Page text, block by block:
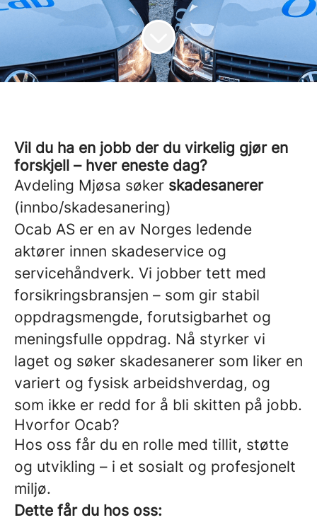
Vil du ha en jobb der du virkelig gjør en
forskjell – hver eneste dag?
Avdeling Mjøsa søker skadesanerer
(innbo/skadesanering)
Ocab AS er en av Norges ledende
aktører innen skadeservice og
servicehåndverk. Vi jobber tett med
forsikringsbransjen – som gir stabil
oppdragsmengde, forutsigbarhet og
meningsfulle oppdrag. Nå styrker vi
laget og søker skadesanerer som liker en
variert og fysisk arbeidshverdag, og
som ikke er redd for å bli skitten på jobb.
Hvorfor Ocab?
Hos oss får du en rolle med tillit, støtte
og utvikling – i et sosialt og profesjonelt
miljø.
Dette får du hos oss: